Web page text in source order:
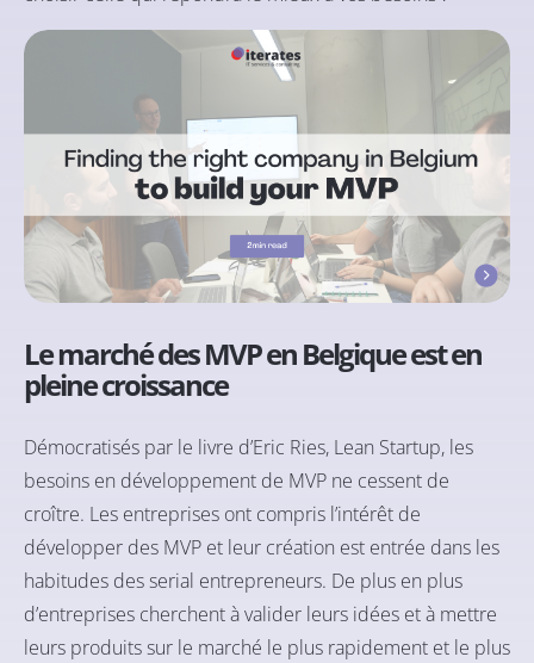
Le marché des MVP en Belgique est en
pleine croissance
Démocratisés par le livre d’Eric Ries, Lean Startup, les
besoins en développement de MVP ne cessent de
croître. Les entreprises ont compris l’intérêt de
développer des MVP et leur création est entrée dans les
habitudes des serial entrepreneurs. De plus en plus
d’entreprises cherchent à valider leurs idées et à mettre
leurs produits sur le marché le plus rapidement et le plus